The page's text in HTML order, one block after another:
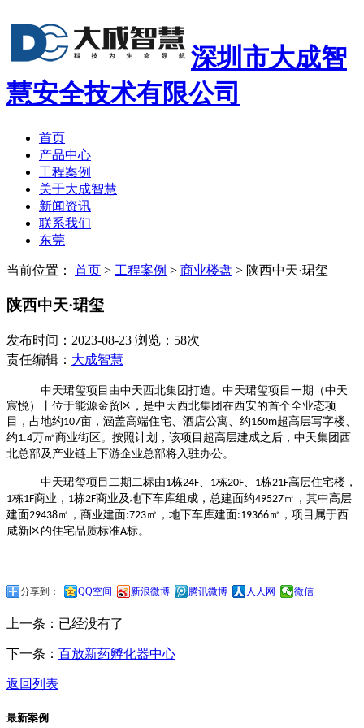
深圳市大成智
慧安全技术有限公司
首页
产品中心
工程案例
关于大成智慧
新闻资讯
联系我们
东莞
当前位置： 首页 > 工程案例 > 商业楼盘 > 陕西中天·珺玺
陕西中天·珺玺
发布时间：2023-08-23 浏览：58次
责任编辑： 大成智慧
中天珺玺项目由中天西北集团打造。中天珺玺项目一期（中天
宸悦）丨位于能源金贸区，是中天西北集团在西安的首个全业态项
目，占地约107亩，涵盖高端住宅、酒店公寓、约160m超高层写字楼、
约1.4万㎡商业街区。按照计划，该项目超高层建成之后，中天集团西
北总部及产业链上下游企业总部将入驻办公。
中天珺玺项目二期二标由1栋24F、 1栋20F、 1栋21F高层住宅楼，
1栋1F商业， 1栋2F商业及地下车库组成，总建面约49527㎡，其中高层
建面29438㎡，商业建面:723㎡，地下车库建面:19366㎡，项目属于西
咸新区的住宅品质标准A标。
分享到： QQ空间 新浪微博 腾讯微博 人人网 微信
上一条：已经没有了
下一条： 百放新药孵化器中心
返回列表
最新案例